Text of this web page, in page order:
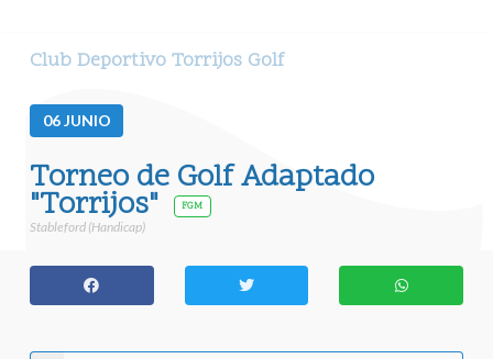
Club Deportivo Torrijos Golf
06JUNIO
Torneo de Golf Adaptado
"Torrijos" FGM
Stableford (Handicap)